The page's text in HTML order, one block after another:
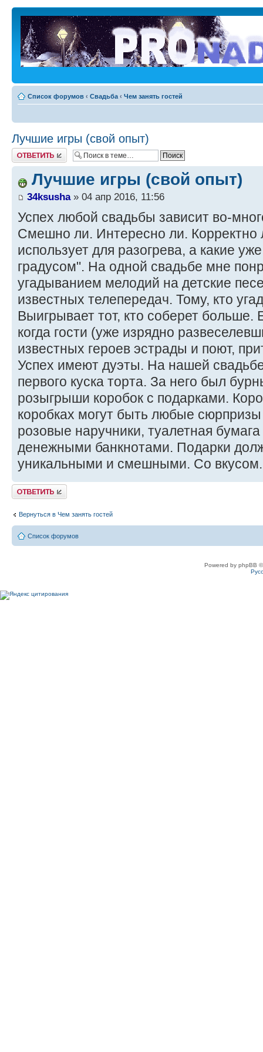
Список форумов ‹ Свадьба ‹ Чем занять гостей
Лучшие игры (свой опыт)
Ответить
Лучшие игры (свой опыт)
34ksusha» 04 апр 2016, 11:56
Успех любой свадьбы зависит во-
Смешно ли. Интересно ли. Корректно
использует для разогрева, а какие
градусом". На одной свадьбе мне
угадыванием мелодий на детские
известных телепередач. Тому, кто
Выигрывает тот, кто соберет больше.
когда гости (уже изрядно
известных героев эстрады и поют,
Успех имеют дуэты. На нашей
первого куска торта. За него был
розыгрыши коробок с подарками.
коробках могут быть любые
розовые наручники, туалетная
денежными банкнотами. Подарки
уникальными и смешными. Со вкусом.
Ответить
Вернуться в Чем занять гостей
Список форумов
Powered by phpBB